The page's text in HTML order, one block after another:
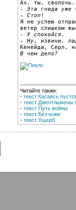
- Эта гнида уже
- Стоп!
Я не успею
- У спокойся.
- Ну, извини,
В чем дело?
Читайте также:
- текст Касаясь
- текст Джентльмены
- текст Путь войны
- текст Без кожи
- текст Ущерб